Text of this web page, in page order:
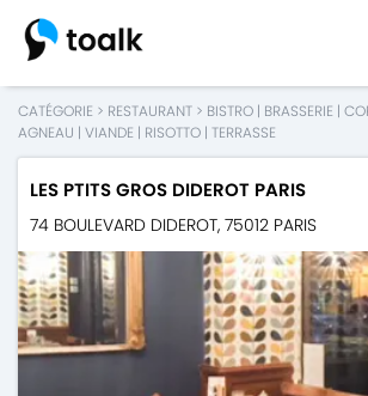
CATÉGORIE > RESTAURANT > BISTRO | BRASSERIE |
AGNEAU | VIANDE | RISOTTO | TERRASSE
LES PTITS GROS DIDEROT PARIS
74 BOULEVARD DIDEROT, 75012 PARIS